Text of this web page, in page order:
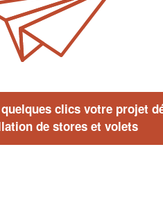
clics votre projet
de stores et volets